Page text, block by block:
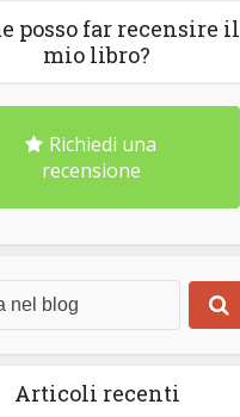
posso far recensire il
mio libro?
Richiedi una
recensione
Articoli recenti